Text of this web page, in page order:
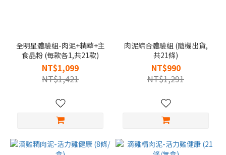
全明星體驗組-肉泥+精華+主
食晶粉 (每款各1,共21款)
NT$1,099
NT$1,421
肉泥綜合體驗組 (隨機出貨,
共21條)
NT$990
NT$1,291